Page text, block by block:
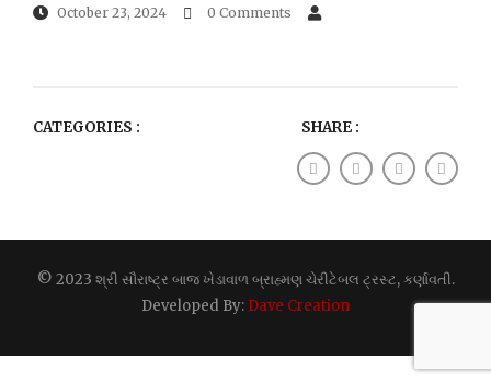
October 23, 2024 0 Comments
CATEGORIES : SHARE :
© 2023 શ્રી સૌરાષ્ટ્ર બાજ ખેડાવાળ બ્રાહ્મણ ચેરીટેબલ ટ્રસ્ટ, કર્ણાવતી.
Developed By: Dave Creation